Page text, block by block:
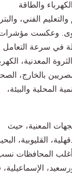
والطاقة
الفني،
من شكاوى. وعكست
في سرعة التعامل
المعدنية،
بالخارج،
المحلية والبيئة،
للجهات المعنية، حيث
القليوبية،
وحقق أغلب المحافظات
الإسماعيلية،